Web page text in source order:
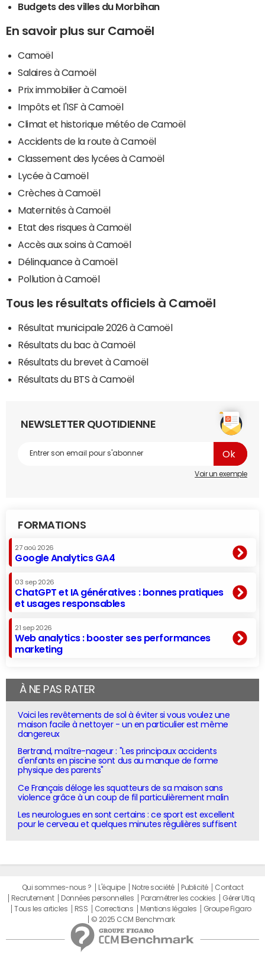
Budgets des villes du Morbihan
En savoir plus sur Camoël
Camoël
Salaires à Camoël
Prix immobilier à Camoël
Impôts et l'ISF à Camoël
Climat et historique météo de Camoël
Accidents de la route à Camoël
Classement des lycées à Camoël
Lycée à Camoël
Crèches à Camoël
Maternités à Camoël
Etat des risques à Camoël
Accès aux soins à Camoël
Délinquance à Camoël
Pollution à Camoël
Tous les résultats officiels à Camoël
Résultat municipale 2026 à Camoël
Résultats du bac à Camoël
Résultats du brevet à Camoël
Résultats du BTS à Camoël
NEWSLETTER QUOTIDIENNE
Voir un exemple
FORMATIONS
27 aoû 2026
Google Analytics GA4
03 sep 2026
ChatGPT et IA génératives : bonnes pratiques
et usages responsables
21 sep 2026
Web analytics : booster ses performances
marketing
À NE PAS RATER
Voici les revêtements de sol à éviter si vous voulez une
maison facile à nettoyer - un en particulier est même
dangereux
Bertrand, maître-nageur : "Les principaux accidents
d'enfants en piscine sont dus au manque de forme
physique des parents"
Ce Français déloge les squatteurs de sa maison sans
violence grâce à un coup de fil particulièrement malin
Les neurologues en sont certains : ce sport est excellent
pour le cerveau et quelques minutes régulières suffisent
Qui sommes-nous ? L'équipe Notre société Publicité
Contact
Recrutement
Données personnelles Paramétrer les cookies
Gérer Utiq
Tous les articles
RSS Corrections Mentions légales
Groupe Figaro
© 2025 CCM Benchmark